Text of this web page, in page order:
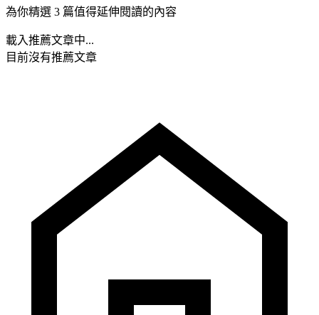
為你精選 3 篇值得延伸閱讀的內容
載入推薦文章中...
目前沒有推薦文章